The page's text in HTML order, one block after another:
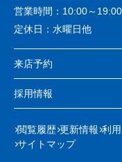
営業時間： 10:00～19:00
定休日： 水曜日他
来店予約
採用情報
閲覧履歴 更新情報 利
サイトマップ